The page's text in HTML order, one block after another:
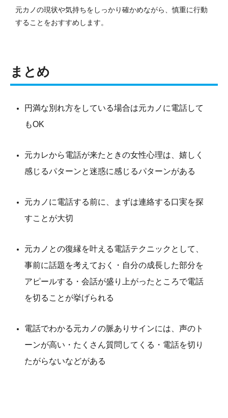
元カノの現状や気持ちをしっかり確かめながら、慎重に行動
することをおすすめします。
まとめ
円満な別れ方をしている場合は元カノに電話して
もOK
元カレから電話が来たときの女性心理は、嬉しく
感じるパターンと迷惑に感じるパターンがある
元カノに電話する前に、まずは連絡する口実を探
すことが大切
元カノとの復縁を叶える電話テクニックとして、
事前に話題を考えておく・自分の成長した部分を
アピールする・会話が盛り上がったところで電話
を切ることが挙げられる
電話でわかる元カノの脈ありサインには、声のト
ーンが高い・たくさん質問してくる・電話を切り
たがらないなどがある